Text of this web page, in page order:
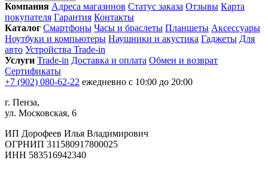
Компания Адреса магазинов Статус заказа Отзывы Карта
покупателя Гарантия Контакты
Каталог Смартфоны Часы и браслеты Планшеты Аксессуары
Ноутбуки и компьютеры Наушники и акустика Гаджеты Для
авто Устройства Trade-in
Услуги Trade-in Доставка и оплата Обмен и возврат
Сертификаты
+7 (902) 080-62-22 ежедневно с 10:00 до 20:00
г. Пенза,
ул. Московская, 6
ИП Дорофеев Илья Владимирович
ОГРНИП 311580917800025
ИНН 583516942340